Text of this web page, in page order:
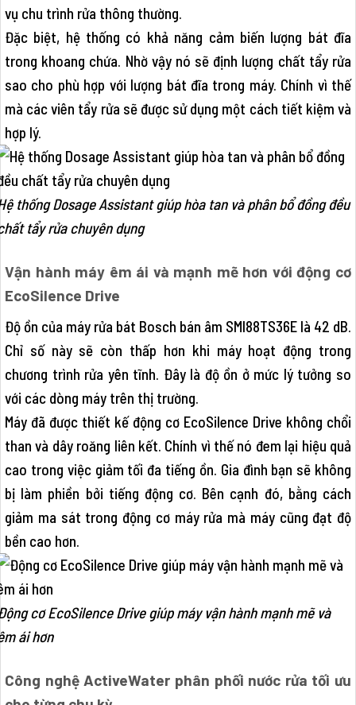
vụ chu trình rửa thông thường.
Đặc biệt, hệ thống có khả năng cảm biến lượng bát đĩa
trong khoang chứa. Nhờ vậy nó sẽ định lượng chất tẩy rửa
sao cho phù hợp với lượng bát đĩa trong máy. Chính vì thế
mà các viên tẩy rửa sẽ được sử dụng một cách tiết kiệm và
hợp lý.
thống Dosage Assistant giúp hòa tan và phân bổ đồng đều
tẩy rửa chuyên dụng
Vận hành máy êm ái và mạnh mẽ hơn với động cơ
EcoSilence Drive
Độ ồn của máy rửa bát Bosch bán âm SMI88TS36E là 42 dB.
Chỉ số này sẽ còn thấp hơn khi máy hoạt động trong
chương trình rửa yên tĩnh. Đây là độ ồn ở mức lý tưởng so
với các dòng máy trên thị trường.
Máy đã được thiết kế động cơ EcoSilence Drive không chổi
than và dây roăng liên kết. Chính vì thế nó đem lại hiệu quả
cao trong việc giảm tối đa tiếng ồn. Gia đình bạn sẽ không
bị làm phiền bởi tiếng động cơ. Bên cạnh đó, bằng cách
giảm ma sát trong động cơ máy rửa mà máy cũng đạt độ
bền cao hơn.
cơ EcoSilence Drive giúp máy vận hành mạnh mẽ và
ái hơn
Công nghệ ActiveWater phân phối nước rửa tối ưu